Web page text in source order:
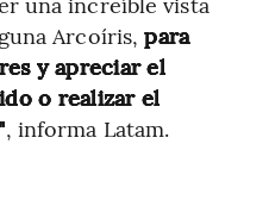
Arcoíris,para
y apreciar el
o realizar el
, informa Latam.